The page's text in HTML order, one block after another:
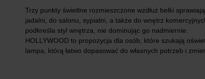
Trzy punkty świetlne rozmieszczone wzdłuż belki
jadalni, do salonu, sypialni, a także do wnętrz
podkreśla styl wnętrza, nie dominując go nadmiernie.
HOLLYWOOD to propozycja dla osób, które szukają
lampa, którą łatwo dopasować do własnych potrzeb i